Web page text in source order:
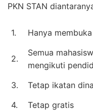
PKN STAN
1. Hanya
2.
Semua
mengikuti
3.
Tetap ikatan
4.
Tetap gratis